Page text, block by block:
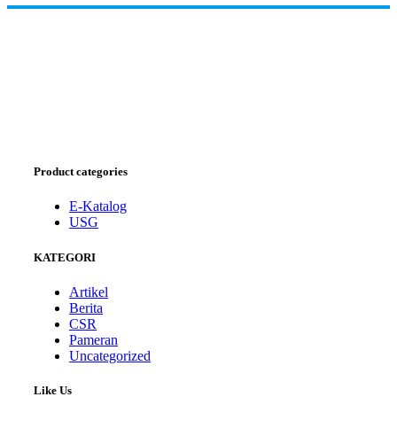
Product categories
E-Katalog
USG
KATEGORI
Artikel
Berita
CSR
Pameran
Uncategorized
Like Us